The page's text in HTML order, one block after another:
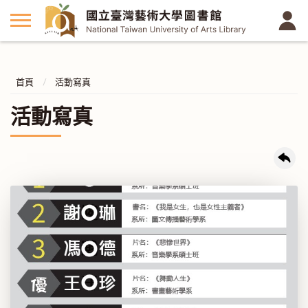
首頁 活動寫真
活動寫真